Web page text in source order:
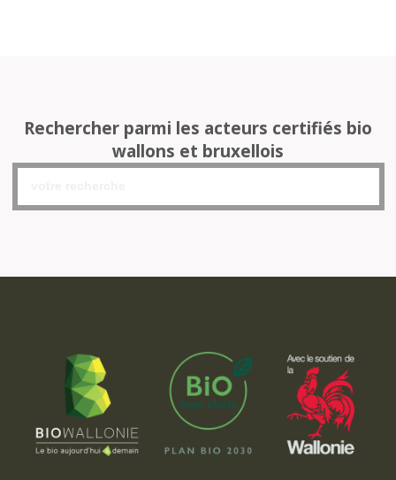
Rechercher parmi les acteurs certifiés bio
wallons et bruxellois